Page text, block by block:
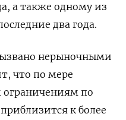
а также одному из
два года.
нерыночными
что по мере
по
к более